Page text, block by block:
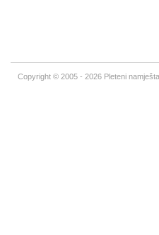
Copyright © 2005 - 2026 Pleteni